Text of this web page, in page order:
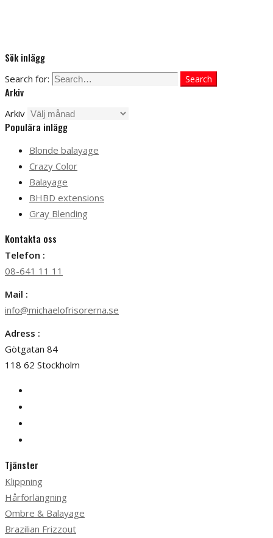
Sök inlägg
Search for: Search
Arkiv
Arkiv
Populära inlägg
Blonde balayage
Crazy Color
Balayage
BHBD extensions
Gray Blending
Kontakta oss
Telefon :
08-641 11 11
Mail :
info@michaelofrisorerna.se
Adress :
Götgatan 84
118 62 Stockholm
Tjänster
Klippning
Hårförlängning
Ombre & Balayage
Brazilian Frizzout